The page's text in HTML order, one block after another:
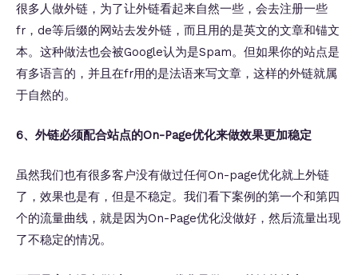
很多人做外链，为了让外链看起来自然一些，会去注册一些
fr，de等后缀的网站去发外链，而且用的是英文的文章和锚文
本。这种做法也会被Google认为是Spam。但如果你的站点是
有多语言的，并且在fr用的是法语来写文章，这样的外链就属
于自然的。
6、外链必须配合站点的On-Page优化来做效果更加稳定
虽然我们也有很多客户没有做过任何On-page优化就上外链
了，效果也是有，但是不稳定。我们看下案例的第一个和第四
个的流量曲线，就是因为On-Page优化没做好，然后流量出现
了不稳定的情况。